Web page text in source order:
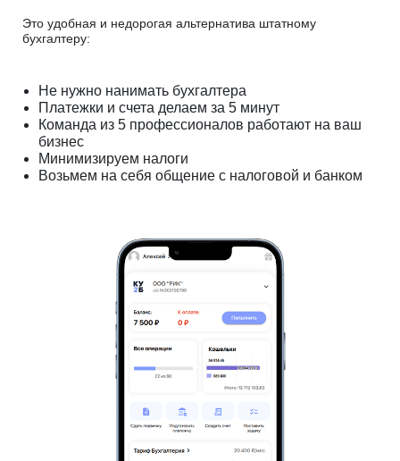
Это удобная и недорогая альтернатива штатному
бухгалтеру:
Не нужно нанимать бухгалтера
Платежки и счета делаем за 5 минут
Команда из 5 профессионалов работают на ваш
бизнес
Минимизируем налоги
Возьмем на себя общение с налоговой и банком